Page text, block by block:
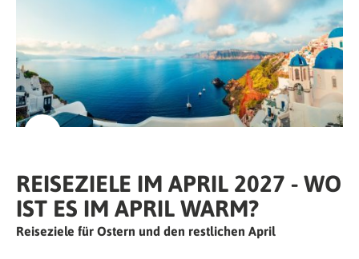
REISEZIELE IM APRIL 2027 - WO
IST ES IM APRIL WARM?
Reiseziele für Ostern und den restlichen April